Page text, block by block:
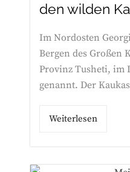
den wilden
Im Nordosten
Bergen des Großen
Provinz Tusheti, im
genannt. Der
Weiterlesen